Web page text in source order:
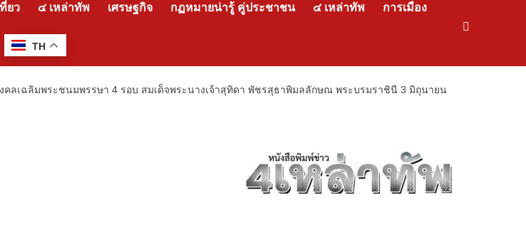
ยว ๔ เหล่าทัพ เศรษฐกิจ กฏหมายน่ารู้ คู่ประชาชน ๔ เหล่าทัพ การเมือง
TH
ลเฉลิมพระชนมพรรษา 4 รอบ สมเด็จพระนางเจ้าสุทิดา พัชรสุธาพิมลลักษณ พระบรมราชินี 3 มิถุนายน